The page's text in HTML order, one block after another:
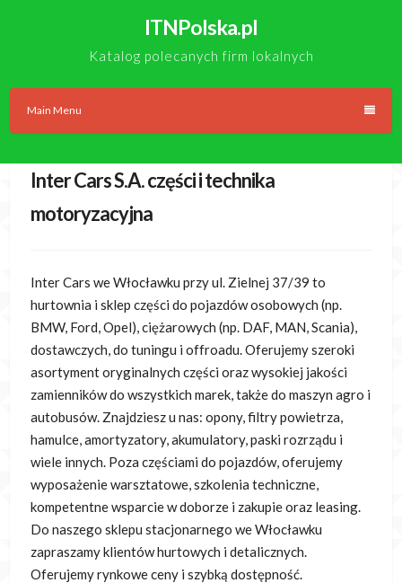
ITNPolska.pl
Katalog polecanych firm lokalnych
Main Menu
Inter Cars S.A. części i technika
motoryzacyjna
Inter Cars we Włocławku przy ul. Zielnej 37/39 to
hurtownia i sklep części do pojazdów osobowych (np.
BMW, Ford, Opel), ciężarowych (np. DAF, MAN, Scania),
dostawczych, do tuningu i offroadu. Oferujemy szeroki
asortyment oryginalnych części oraz wysokiej jakości
zamienników do wszystkich marek, także do maszyn agro i
autobusów. Znajdziesz u nas: opony, filtry powietrza,
hamulce, amortyzatory, akumulatory, paski rozrządu i
wiele innych. Poza częściami do pojazdów, oferujemy
wyposażenie warsztatowe, szkolenia techniczne,
kompetentne wsparcie w doborze i zakupie oraz leasing.
Do naszego sklepu stacjonarnego we Włocławku
zapraszamy klientów hurtowych i detalicznych.
Oferujemy rynkowe ceny i szybką dostępność.